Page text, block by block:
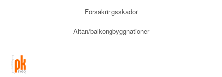
Försäkringsskador
Altan/balkongbyggnationer